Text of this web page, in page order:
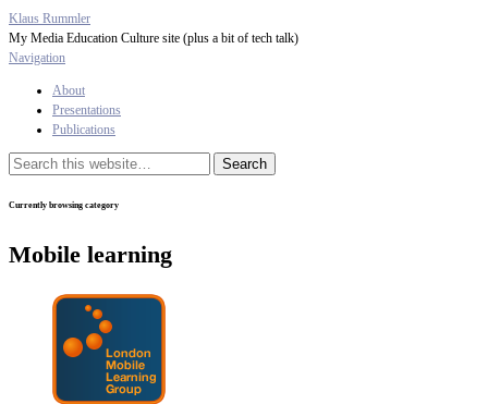
Klaus Rummler
My Media Education Culture site (plus a bit of tech talk)
Navigation
About
Presentations
Publications
Currently browsing category
Mobile learning